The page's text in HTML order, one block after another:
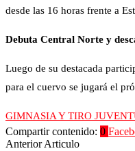
desde las 16 horas frente a
Debuta Central Norte y
Luego de su destacada
para el cuervo se jugará el
GIMNASIA Y TIRO
Compartir contenido: 0
Anterior Articulo